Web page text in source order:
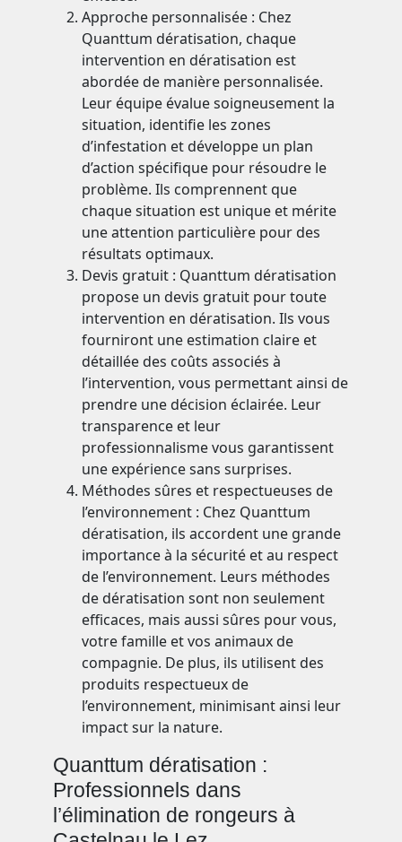
Approche personnalisée : Chez
Quanttum dératisation, chaque
intervention en dératisation est
abordée de manière personnalisée.
Leur équipe évalue soigneusement la
situation, identifie les zones
d’infestation et développe un plan
d’action spécifique pour résoudre le
problème. Ils comprennent que
chaque situation est unique et mérite
une attention particulière pour des
résultats optimaux.
Devis gratuit : Quanttum dératisation
propose un devis gratuit pour toute
intervention en dératisation. Ils vous
fourniront une estimation claire et
détaillée des coûts associés à
l’intervention, vous permettant ainsi de
prendre une décision éclairée. Leur
transparence et leur
professionnalisme vous garantissent
une expérience sans surprises.
Méthodes sûres et respectueuses de
l’environnement : Chez Quanttum
dératisation, ils accordent une grande
importance à la sécurité et au respect
de l’environnement. Leurs méthodes
de dératisation sont non seulement
efficaces, mais aussi sûres pour vous,
votre famille et vos animaux de
compagnie. De plus, ils utilisent des
produits respectueux de
l’environnement, minimisant ainsi leur
impact sur la nature.
Quanttum dératisation :
Professionnels dans
l’élimination de rongeurs à